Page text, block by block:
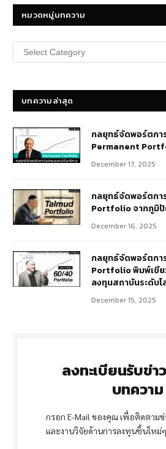
หมวดหมู่บทความ
หมวด
หมู่
บทความล่าสุด
กลยุทธ์​จัดพอร์ตกา
Permanent
December 17, 2025
กลยุทธ์จัดพอร์ตกา
Portfolio จากภูมิ
December 16, 2025
กลยุทธ์จัดพอร์ตก
Portfolio พิมพ์เขีย
ลงทุนสถาบันระดับโ
December 15, 2025
ลงทะเบียนรับข่า
บทความ
กรอก E-Mail ของคุณ เพื่อติดตามข่
และงานวิจัยด้านการลงทุนชิ้นใหม่